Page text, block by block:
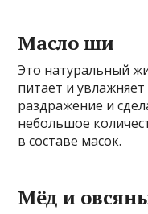
Масло ши
Это натуральный
питает и
раздражение и
небольшое
в составе масок.
Мёд и